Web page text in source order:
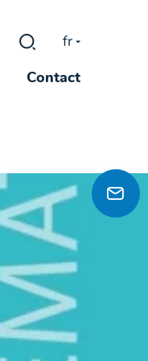
Rechercher :
fr
Contact